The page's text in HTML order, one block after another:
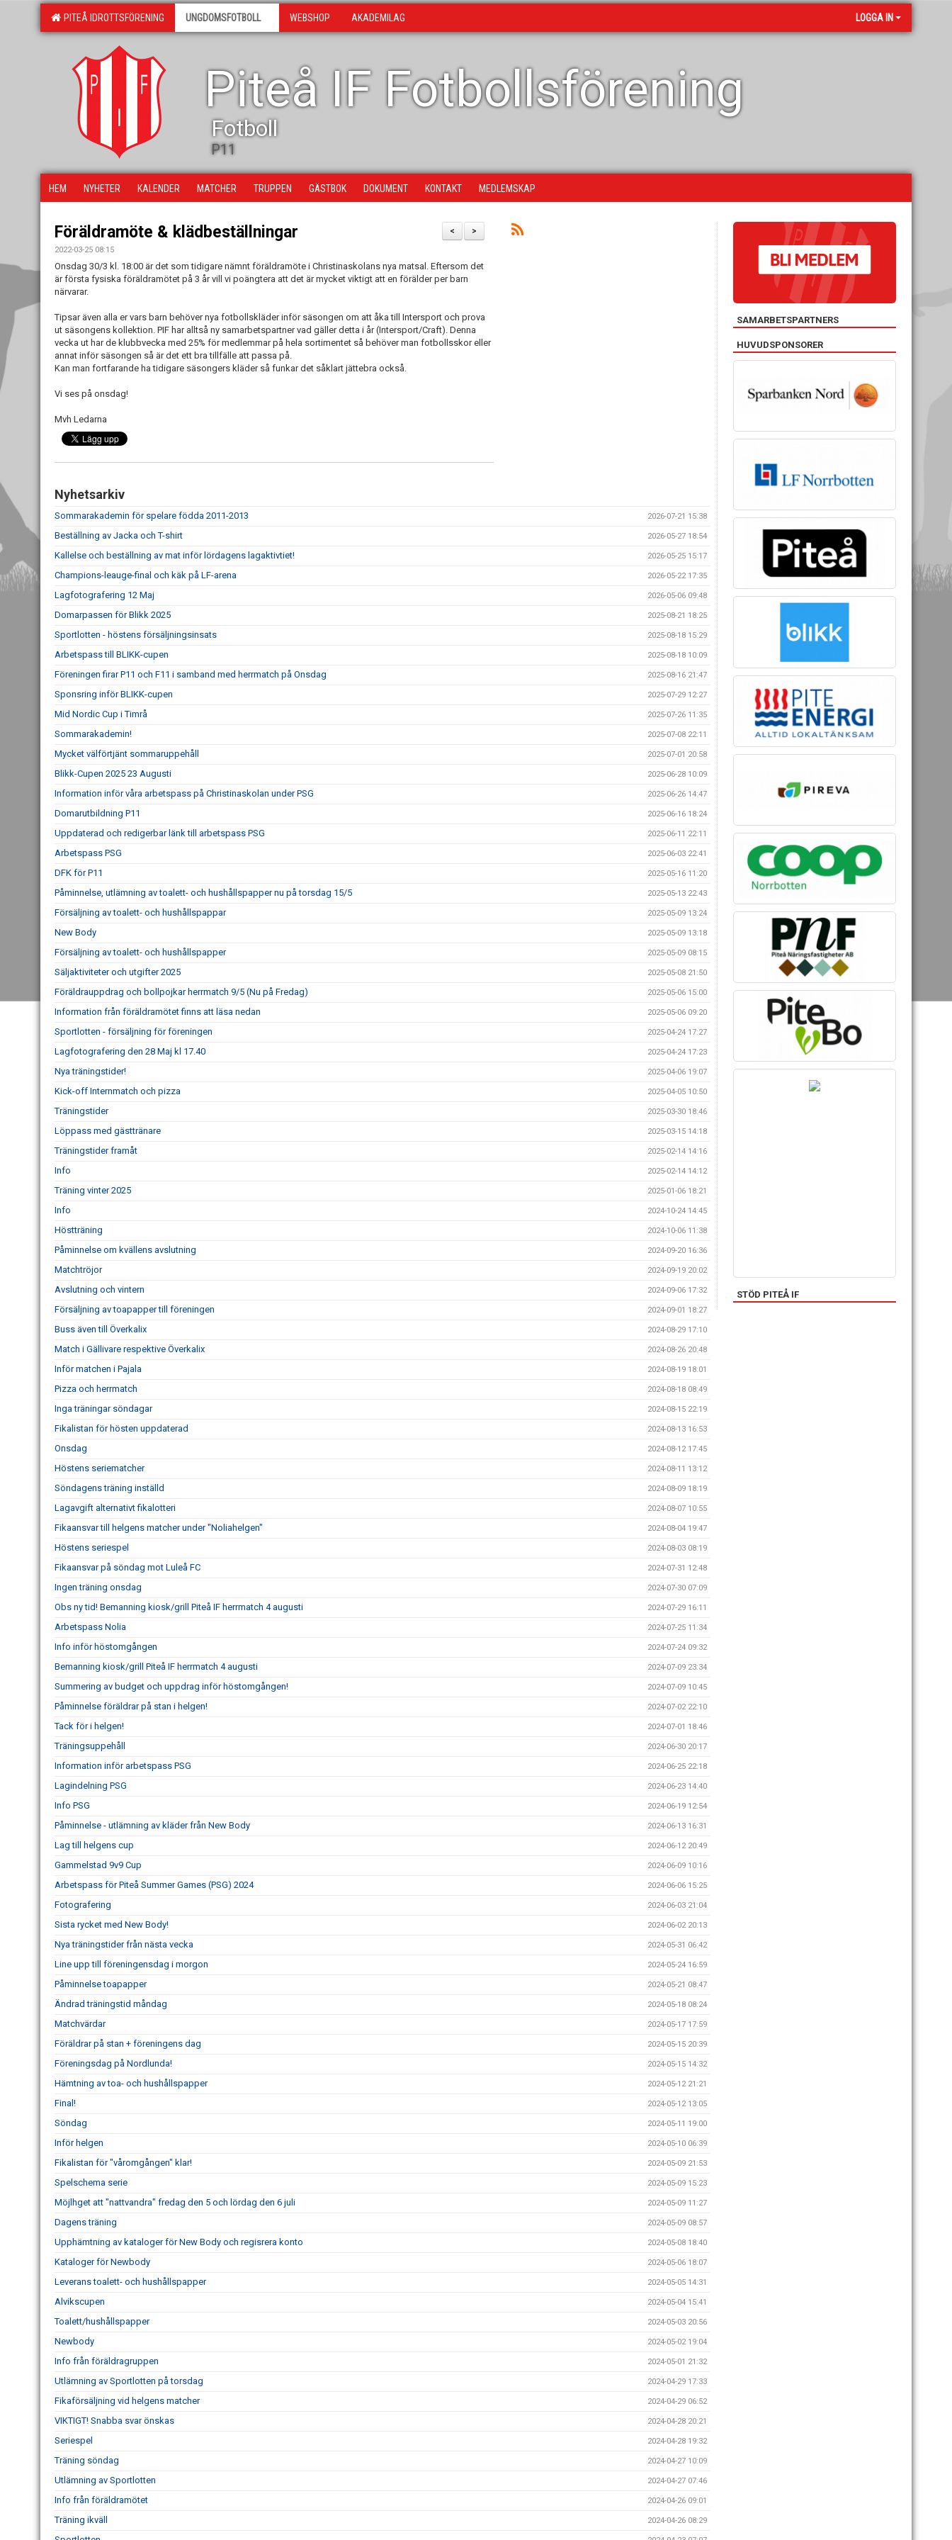
PITEÅ IDROTTSFÖRENING UNGDOMSFOTBOLL WEBSHOP AKADEMILAG LOGGA IN
Piteå IF Fotbollsförening
Fotboll
P11
HEM NYHETER KALENDER MATCHER TRUPPEN GÄSTBOK DOKUMENT KONTAKT MEDLEMSKAP
>
<
Föräldramöte & klädbeställningar
2022-03-25 08:15
Onsdag 30/3 kl. 18:00 är det som tidigare nämnt föräldramöte i Christinaskolans nya matsal. Eftersom det
är första fysiska föräldramötet på 3 år vill vi poängtera att det är mycket viktigt att en förälder per barn
närvarar.
Tipsar även alla er vars barn behöver nya fotbollskläder inför säsongen om att åka till Intersport och prova
ut säsongens kollektion. PIF har alltså ny samarbetspartner vad gäller detta i år (Intersport/Craft). Denna
vecka ut har de klubbvecka med 25% för medlemmar på hela sortimentet så behöver man fotbollsskor eller
annat inför säsongen så är det ett bra tillfälle att passa på.
Kan man fortfarande ha tidigare säsongers kläder så funkar det såklart jättebra också.
Vi ses på onsdag!
Mvh Ledarna
Nyhetsarkiv
Sommarakademin för spelare födda 2011-2013 2026-07-21 15:38
Beställning av Jacka och T-shirt 2026-05-27 18:54
Kallelse och beställning av mat inför lördagens lagaktivtiet! 2026-05-25 15:17
Champions-leauge-final och käk på LF-arena 2026-05-22 17:35
Lagfotografering 12 Maj 2026-05-06 09:48
Domarpassen för Blikk 2025 2025-08-21 18:25
Sportlotten - höstens försäljningsinsats 2025-08-18 15:29
Arbetspass till BLIKK-cupen 2025-08-18 10:09
Föreningen firar P11 och F11 i samband med herrmatch på Onsdag 2025-08-16 21:47
Sponsring inför BLIKK-cupen 2025-07-29 12:27
Mid Nordic Cup i Timrå 2025-07-26 11:35
Sommarakademin! 2025-07-08 22:11
Mycket välförtjänt sommaruppehåll 2025-07-01 20:58
Blikk-Cupen 2025 23 Augusti 2025-06-28 10:09
Information inför våra arbetspass på Christinaskolan under PSG 2025-06-26 14:47
Domarutbildning P11 2025-06-16 18:24
Uppdaterad och redigerbar länk till arbetspass PSG 2025-06-11 22:11
Arbetspass PSG 2025-06-03 22:41
DFK för P11 2025-05-16 11:20
Påminnelse, utlämning av toalett- och hushållspapper nu på torsdag 15/5 2025-05-13 22:43
Försäljning av toalett- och hushållspappar 2025-05-09 13:24
New Body 2025-05-09 13:18
Försäljning av toalett- och hushållspapper 2025-05-09 08:15
Säljaktiviteter och utgifter 2025 2025-05-08 21:50
Föräldrauppdrag och bollpojkar herrmatch 9/5 (Nu på Fredag) 2025-05-06 15:00
Information från föräldramötet finns att läsa nedan 2025-05-06 09:20
Sportlotten - försäljning för föreningen 2025-04-24 17:27
Lagfotografering den 28 Maj kl 17.40 2025-04-24 17:23
Nya träningstider! 2025-04-06 19:07
Kick-off Internmatch och pizza 2025-04-05 10:50
Träningstider 2025-03-30 18:46
Löppass med gästtränare 2025-03-15 14:18
Träningstider framåt 2025-02-14 14:16
Info 2025-02-14 14:12
Träning vinter 2025 2025-01-06 18:21
Info 2024-10-24 14:45
Höstträning 2024-10-06 11:38
Påminnelse om kvällens avslutning 2024-09-20 16:36
Matchtröjor 2024-09-19 20:02
Avslutning och vintern 2024-09-06 17:32
Försäljning av toapapper till föreningen 2024-09-01 18:27
Buss även till Överkalix 2024-08-29 17:10
Match i Gällivare respektive Överkalix 2024-08-26 20:48
Inför matchen i Pajala 2024-08-19 18:01
Pizza och herrmatch 2024-08-18 08:49
Inga träningar söndagar 2024-08-15 22:19
Fikalistan för hösten uppdaterad 2024-08-13 16:53
Onsdag 2024-08-12 17:45
Höstens seriematcher 2024-08-11 13:12
Söndagens träning inställd 2024-08-09 18:19
Lagavgift alternativt fikalotteri 2024-08-07 10:55
Fikaansvar till helgens matcher under "Noliahelgen" 2024-08-04 19:47
Höstens seriespel 2024-08-03 08:19
Fikaansvar på söndag mot Luleå FC 2024-07-31 12:48
Ingen träning onsdag 2024-07-30 07:09
Obs ny tid! Bemanning kiosk/grill Piteå IF herrmatch 4 augusti 2024-07-29 16:11
Arbetspass Nolia 2024-07-25 11:34
Info inför höstomgången 2024-07-24 09:32
Bemanning kiosk/grill Piteå IF herrmatch 4 augusti 2024-07-09 23:34
Summering av budget och uppdrag inför höstomgången! 2024-07-09 10:45
Påminnelse föräldrar på stan i helgen! 2024-07-02 22:10
Tack för i helgen! 2024-07-01 18:46
Träningsuppehåll 2024-06-30 20:17
Information inför arbetspass PSG 2024-06-25 22:18
Lagindelning PSG 2024-06-23 14:40
Info PSG 2024-06-19 12:54
Påminnelse - utlämning av kläder från New Body 2024-06-13 16:31
Lag till helgens cup 2024-06-12 20:49
Gammelstad 9v9 Cup 2024-06-09 10:16
Arbetspass för Piteå Summer Games (PSG) 2024 2024-06-06 15:25
Fotografering 2024-06-03 21:04
Sista rycket med New Body! 2024-06-02 20:13
Nya träningstider från nästa vecka 2024-05-31 06:42
Line upp till föreningensdag i morgon 2024-05-24 16:59
Påminnelse toapapper 2024-05-21 08:47
Ändrad träningstid måndag 2024-05-18 08:24
Matchvärdar 2024-05-17 17:59
Föräldrar på stan + föreningens dag 2024-05-15 20:39
Föreningsdag på Nordlunda! 2024-05-15 14:32
Hämtning av toa- och hushållspapper 2024-05-12 21:21
Final! 2024-05-12 13:05
Söndag 2024-05-11 19:00
Inför helgen 2024-05-10 06:39
Fikalistan för "våromgången" klar! 2024-05-09 21:53
Spelschema serie 2024-05-09 15:23
Möjlhget att "nattvandra" fredag den 5 och lördag den 6 juli 2024-05-09 11:27
Dagens träning 2024-05-09 08:57
Upphämtning av kataloger för New Body och regisrera konto 2024-05-08 18:40
Kataloger för Newbody 2024-05-06 18:07
Leverans toalett- och hushållspapper 2024-05-05 14:31
Alvikscupen 2024-05-04 15:41
Toalett/hushållspapper 2024-05-03 20:56
Newbody 2024-05-02 19:04
Info från föräldragruppen 2024-05-01 21:32
Utlämning av Sportlotten på torsdag 2024-04-29 17:33
Fikaförsäljning vid helgens matcher 2024-04-29 06:52
VIKTIGT! Snabba svar önskas 2024-04-28 20:21
Seriespel 2024-04-28 19:32
Träning söndag 2024-04-27 10:09
Utlämning av Sportlotten 2024-04-27 07:46
Info från föräldramötet 2024-04-26 09:01
Träning ikväll 2024-04-26 08:29
SAMARBETSPARTNERS
HUVUDSPONSORER
STÖD PITEÅ IF